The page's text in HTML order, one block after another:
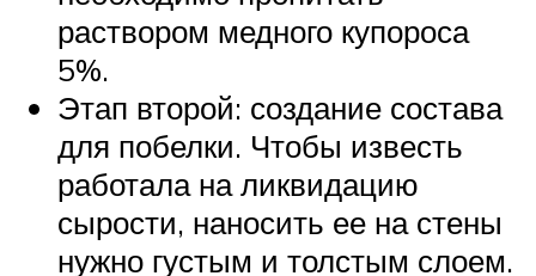
раствором медного купороса
5%.
Этап второй: создание состава
для побелки. Чтобы известь
работала на ликвидацию
сырости, наносить ее на стены
нужно густым и толстым слоем.